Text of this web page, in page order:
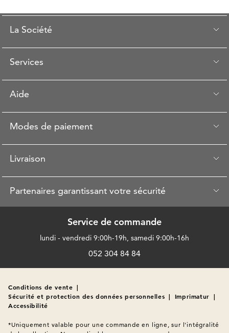
La Société
Services
Aide
Modes de paiement
Livraison
Partenaires garantissant votre sécurité
Service de commande
lundi - vendredi 9:00h-19h, samedi 9:00h-16h
052 304 84 84
Conditions de vente |
Sécurité et protection des données personnelles | Imprimatur |
Accessibilité
*Uniquement valable pour une commande en ligne, sur l'intégralité